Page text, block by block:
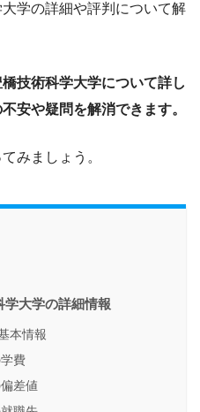
学の詳細や評判について解
橋技術科学大学について詳し
安や疑問を解消できます。
みましょう。
学大学の詳細情報
本情報
費
差値